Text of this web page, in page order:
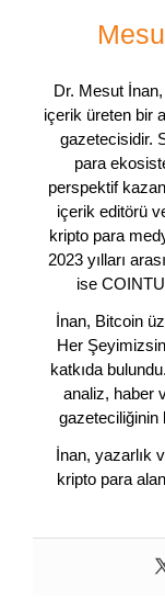
Dr. Mesut
içerik üreten bir
gazetecisidir.
para
perspektif
içerik editörü
kripto para
2023 yılları
ise
İnan, Bitcoin
Her
katkıda
analiz, haber
gazeteciliğinin
İnan, yazarlık
kripto para